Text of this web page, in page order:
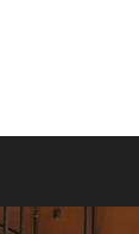
отеля в стиле